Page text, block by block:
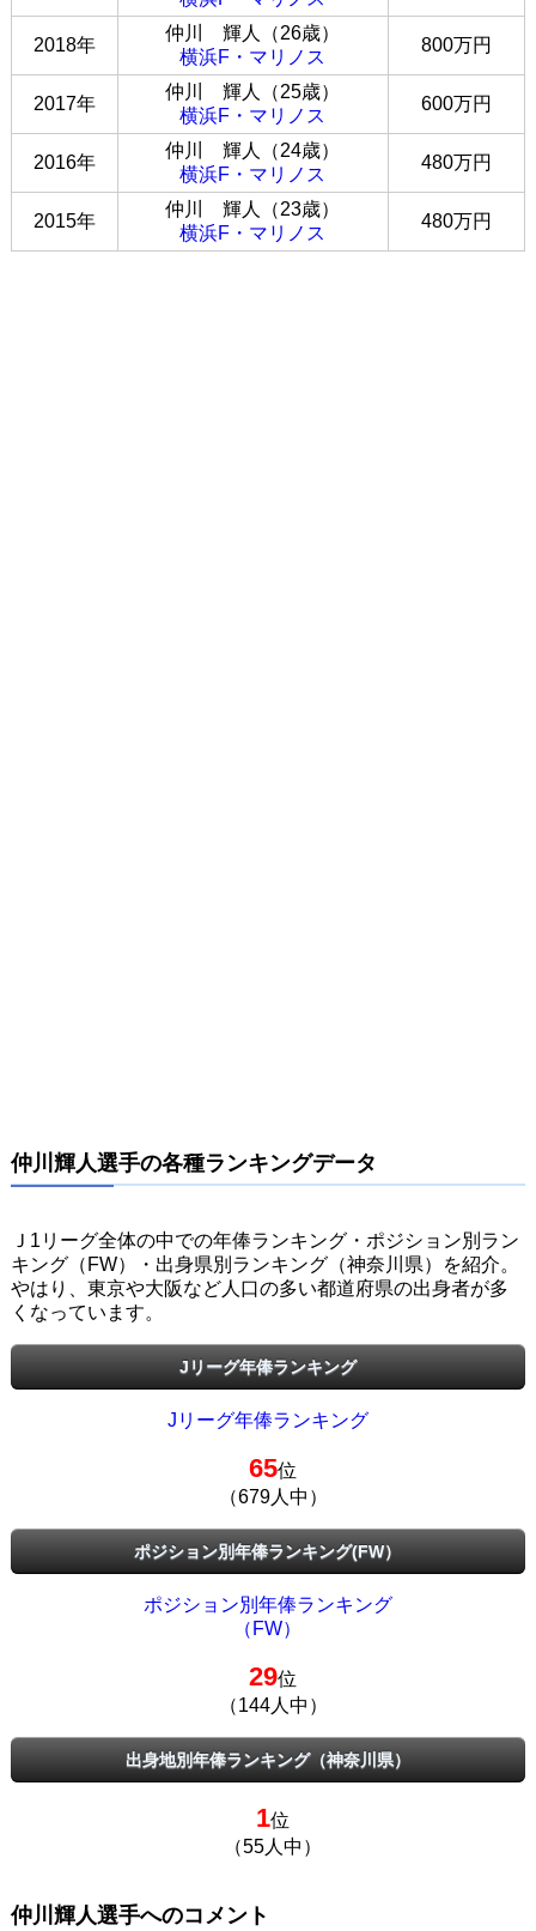
2018年
仲川 輝人（26歳）
横浜F・マリノス
800万円
2017年
仲川 輝人（25歳）
横浜F・マリノス
600万円
2016年
仲川 輝人（24歳）
横浜F・マリノス
480万円
2015年
仲川 輝人（23歳）
横浜F・マリノス
480万円
仲川輝人選手の各種ランキングデータ
Ｊ1リーグ全体の中での年俸ランキング・ポジション別ラン
キング（FW）・出身県別ランキング（神奈川県）を紹介。
やはり、東京や大阪など人口の多い都道府県の出身者が多
くなっています。
Jリーグ年俸ランキング
Jリーグ年俸ランキング
65位
（679人中）
ポジション別年俸ランキング(FW）
ポジション別年俸ランキング
（FW）
29位
（144人中）
出身地別年俸ランキング（神奈川県）
1位
（55人中）
仲川輝人選手へのコメント